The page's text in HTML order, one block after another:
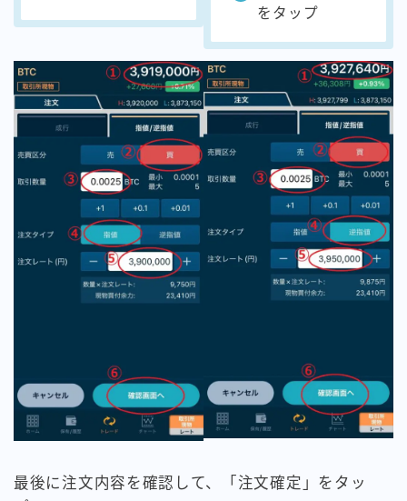
をタップ
最後に注文内容を確認して、「注文確定」をタッ